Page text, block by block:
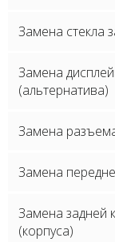
Замена стекла
Замена
(альтернатива)
Замена
Замена
Замена задней
(корпуса)